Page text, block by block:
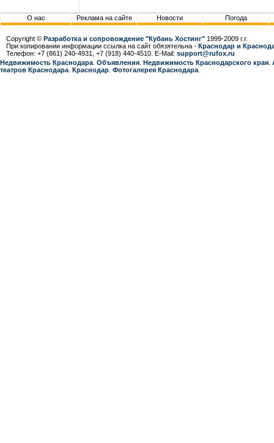
О нас Реклама на сайте Новости Погода
Copyright © Разработка и сопровождение "Кубань Хостинг" 1999-2009 г.г.
При копировании информации ссылка на сайт обязятельна - Краснодар и
Телефон: +7 (861) 240-4931, +7 (918) 440-4510. E-Mail: support@rufox.ru
Недвижимость Краснодара Объявления Недвижимость Краснодарcкого края
театров Краснодара Краснодар Фотогалерея Краснодара